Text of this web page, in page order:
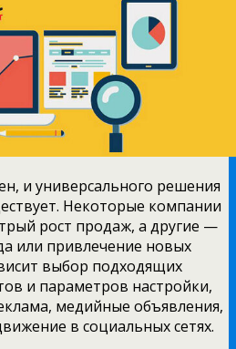
и универсального решения
Некоторые компании
рост продаж, а другие —
или привлечение новых
выбор подходящих
и параметров настройки,
медийные объявления,
в социальных сетях.